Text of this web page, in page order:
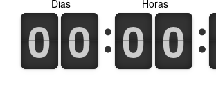
0
0
1
1 0
0
1
1
Dias
0
0
1
1 0
0
1
1
Horas